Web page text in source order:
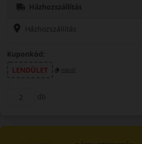
Házhozszállítás
Házhozszállítás
Kuponkód:
LENDÜLET
másol
db